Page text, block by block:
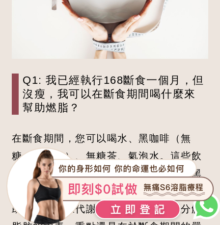
Q1: 我已經執行168斷食一個月，但
沒瘦，我可以在斷食期間喝什麼來
幫助燃脂？
在斷食期間，您可以喝水、黑咖啡（無
糖、不加奶）、無糖茶、氣泡水。這些飲
品幾乎不含熱量，不會打破斷食狀態。黑
咖啡和無糖茶中的咖啡因和茶多酚可能有
助於提高新陳代謝，但它們不是主要分解